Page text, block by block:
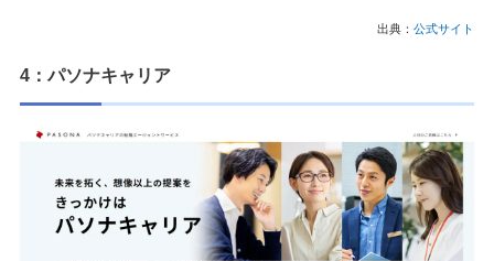
出典： 公式サイト
4：パソナキャリア